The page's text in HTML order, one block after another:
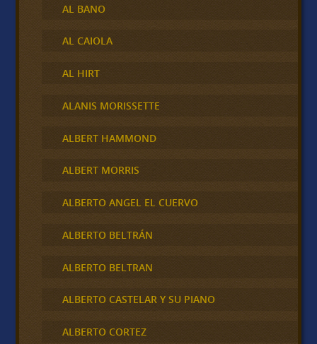
AL BANO
AL CAIOLA
AL HIRT
ALANIS MORISSETTE
ALBERT HAMMOND
ALBERT MORRIS
ALBERTO ANGEL EL CUERVO
ALBERTO BELTRÁN
ALBERTO BELTRAN
ALBERTO CASTELAR Y SU PIANO
ALBERTO CORTEZ